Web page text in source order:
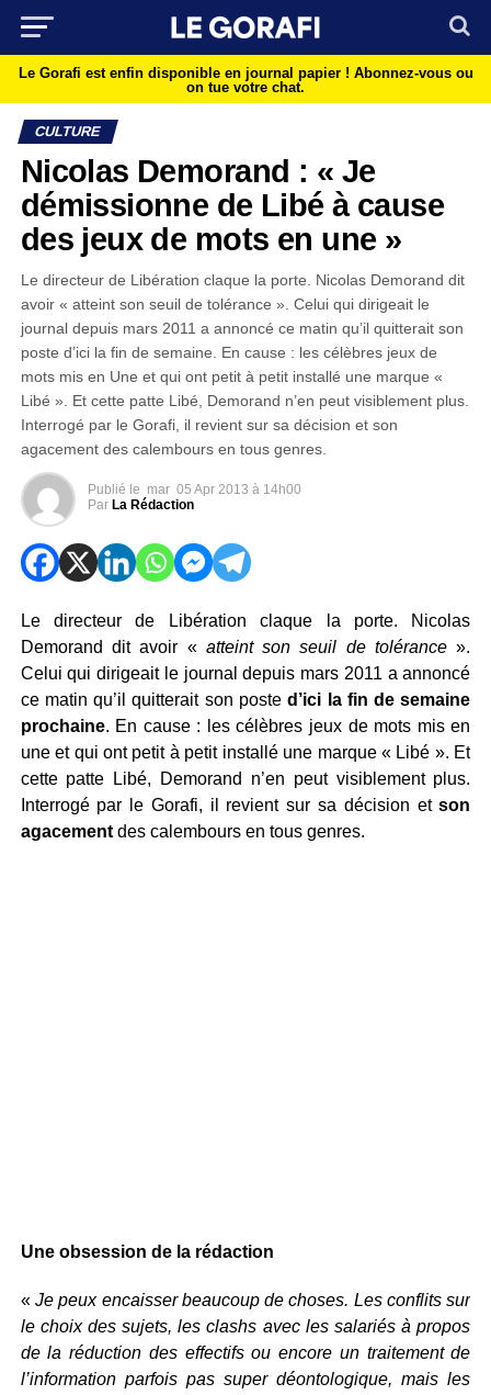
Le Gorafi est enfin disponible en journal papier ! Abonnez-vous ou
on tue votre chat.
CULTURE
Nicolas Demorand : « Je
démissionne de Libé à cause
des jeux de mots en une »
Le directeur de Libération claque la porte. Nicolas Demorand dit
avoir « atteint son seuil de tolérance ». Celui qui dirigeait le
journal depuis mars 2011 a annoncé ce matin qu’il quitterait son
poste d’ici la fin de semaine. En cause : les célèbres jeux de
mots mis en Une et qui ont petit à petit installé une marque «
Libé ». Et cette patte Libé, Demorand n’en peut visiblement plus.
Interrogé par le Gorafi, il revient sur sa décision et son
agacement des calembours en tous genres.
Publié le mar 05 Apr 2013 à 14h00
Par La Rédaction
Le directeur de Libération claque la porte. Nicolas
Demorand dit avoir « atteint son seuil de tolérance ».
Celui qui dirigeait le journal depuis mars 2011 a annoncé
ce matin qu’il quitterait son posted’ici la fin de semaine
prochaine. En cause : les célèbres jeux de mots mis en
une et qui ont petit à petit installé une marque « Libé ». Et
cette patte Libé, Demorand n’en peut visiblement plus.
Interrogé par le Gorafi, il revient sur sa décision etson
agacementdes calembours en tous genres.
Une obsession de la rédaction
« Je peux encaisser beaucoup de choses. Les conflits sur
le choix des sujets, les clashs avec les salariés à propos
de la réduction des effectifs ou encore un traitement de
l’information parfois pas super déontologique, mais les